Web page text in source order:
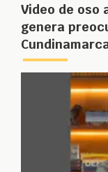
Video de oso
genera